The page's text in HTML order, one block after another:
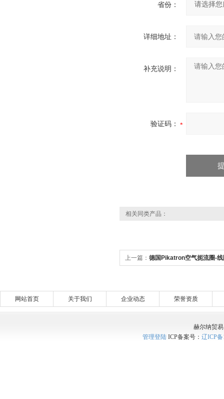
省份：
详细地址：
补充说明：
验证码：
相关同类产品：
上一篇： 德国Pikatron空气扼流圈-线
网站首页 关于我们 企业动态 荣誉资质
赫尔纳贸
管理登陆ICP备案号： 辽ICP备